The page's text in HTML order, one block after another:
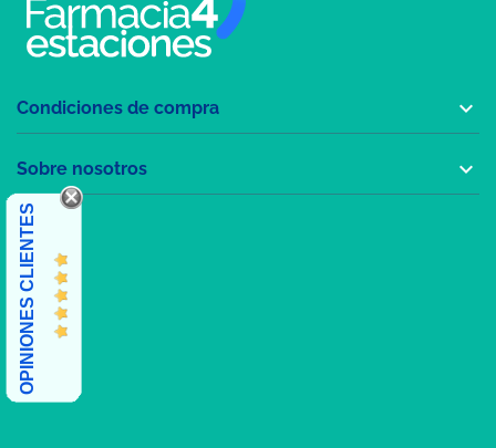
Condiciones de compra 
Sobre nosotros 
OPINIONES CLIENTES